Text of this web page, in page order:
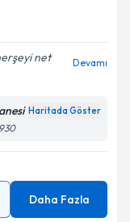
net
Devamı
Haritada Göster
Daha Fazla